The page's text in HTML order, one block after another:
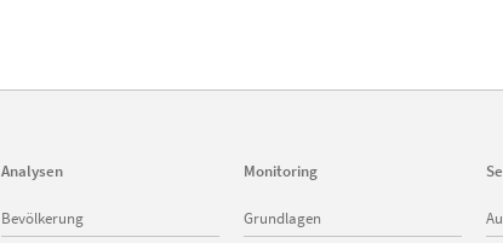
Analysen
Navigation
überspringen
Bevölkerung
Monitoring
Navigation
überspringen
Grundlagen